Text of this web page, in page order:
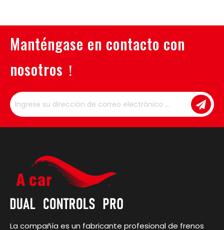
Manténgase en contacto con
nosotros！
La compañía es un fabricante profesional de frenos